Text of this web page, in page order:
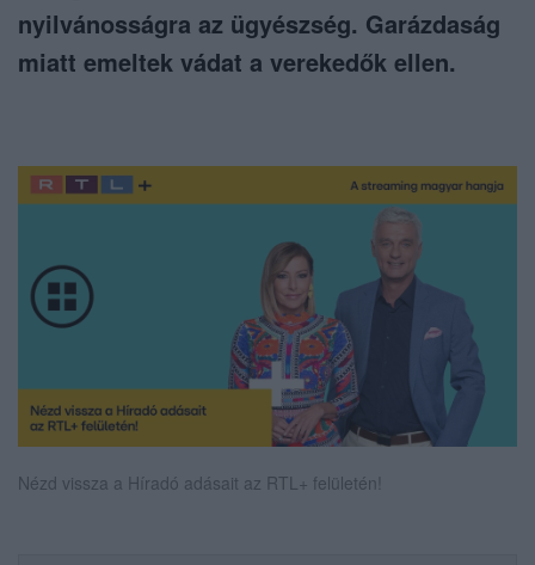
nyilvánosságra az ügyészség. Garázdaság
miatt emeltek vádat a verekedők ellen.
Nézd vissza a Híradó adásait az RTL+ felületén!